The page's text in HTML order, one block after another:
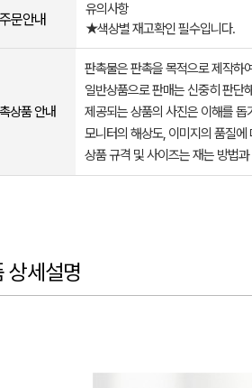
주문안내
유의사항
★색상별 재고확인 필수입니다.
상품 안내
판촉물은 판촉을 목적으로 제작하
일반상품으로 판매는 신중히 판단
제공되는 상품의 사진은 이해를
모니터의 해상도, 이미지의 품질
상품 규격 및 사이즈는 재는 방법
상세설명